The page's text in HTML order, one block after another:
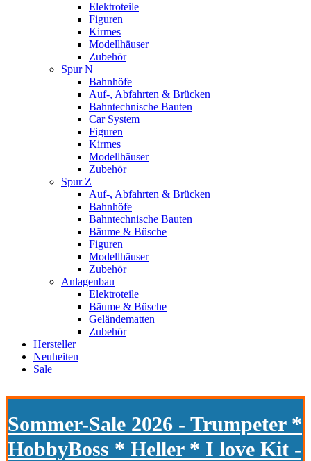
Elektroteile
Figuren
Kirmes
Modellhäuser
Zubehör
Spur N
Bahnhöfe
Auf-, Abfahrten & Brücken
Bahntechnische Bauten
Car System
Figuren
Kirmes
Modellhäuser
Zubehör
Spur Z
Auf-, Abfahrten & Brücken
Bahnhöfe
Bahntechnische Bauten
Bäume & Büsche
Figuren
Modellhäuser
Zubehör
Anlagenbau
Elektroteile
Bäume & Büsche
Geländematten
Zubehör
Hersteller
Neuheiten
Sale
Sommer-Sale 2026 - Trumpeter *
HobbyBoss * Heller * I love Kit -